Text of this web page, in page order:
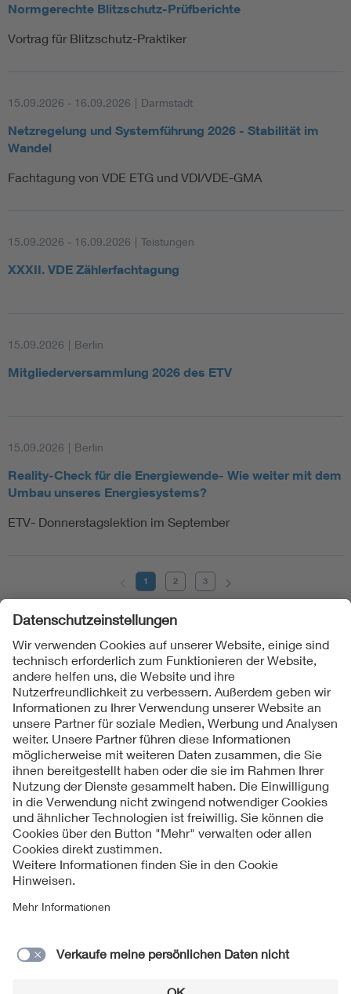
Normgerechte Blitzschutz-Prüfberichte
Vortrag für Blitzschutz-Praktiker
15.09.2026 - 16.09.2026 | Darmstadt
Netzregelung und Systemführung 2026 - Stabilität im
Wandel
Fachtagung von VDE ETG und VDI/VDE-GMA
15.09.2026 - 16.09.2026 | Teistungen
XXXII. VDE Zählerfachtagung
15.09.2026 | Berlin
Mitgliederversammlung 2026 des ETV
15.09.2026 | Berlin
Reality-Check für die Energiewende- Wie weiter mit dem
Umbau unseres Energiesystems?
ETV- Donnerstagslektion im September
1 2 3
Folgen Sie uns
Kontakte
Service
Impressum
Datenschutzinformationen
Cookie Hinweise
Lieferantenportal